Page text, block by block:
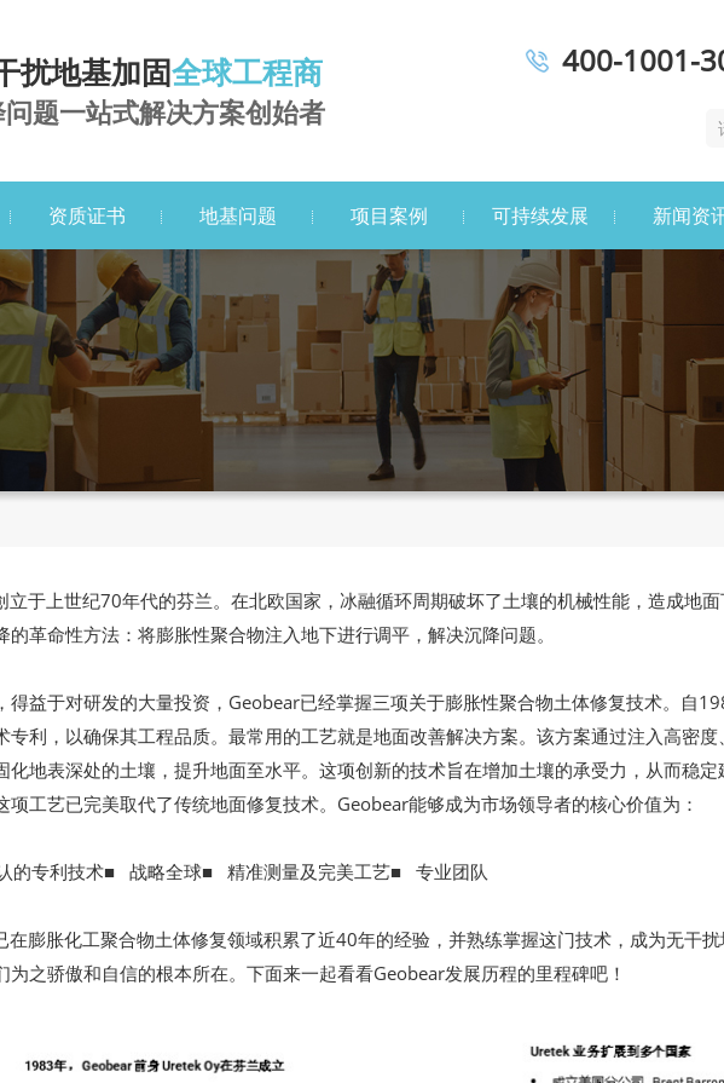
扰地基加固全球工程商
题一站式解决方案创始者
400-1001-
资质证书 地基问题 项目案例 可持续发展 新闻资
立于上世纪70年代的芬兰。在北欧国家，冰融循环周期破坏了土壤的机械性能，造成地
的革命性方法：将膨胀性聚合物注入地下进行调平，解决沉降问题。
得益于对研发的大量投资，Geobear已经掌握三项关于膨胀性聚合物土体修复技术。自
专利，以确保其工程品质。最常用的工艺就是地面改善解决方案。该方案通过注入高密
化地表深处的土壤，提升地面至水平。这项创新的技术旨在增加土壤的承受力，从而稳
项工艺已完美取代了传统地面修复技术。Geobear能够成为市场领导者的核心价值为：
的专利技术■ 战略全球■ 精准测量及完美工艺■ 专业团队
在膨胀化工聚合物土体修复领域积累了近40年的经验，并熟练掌握这门技术，成为无干扰
为之骄傲和自信的根本所在。下面来一起看看Geobear发展历程的里程碑吧！